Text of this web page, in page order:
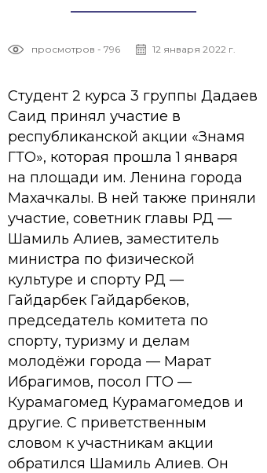
просмотров - 796 12 января 2022 г.
Студент 2 курса 3 группы Дадаев
Саид принял участие в
республиканской акции «Знамя
ГТО», которая прошла 1 января
на площади им. Ленина города
Махачкалы. В ней также приняли
участие, советник главы РД —
Шамиль Алиев, заместитель
министра по физической
культуре и спорту РД —
Гайдарбек Гайдарбеков,
председатель комитета по
спорту, туризму и делам
молодёжи города — Марат
Ибрагимов, посол ГТО —
Курамагомед Курамагомедов и
другие. С приветственным
словом к участникам акции
обратился Шамиль Алиев. Он